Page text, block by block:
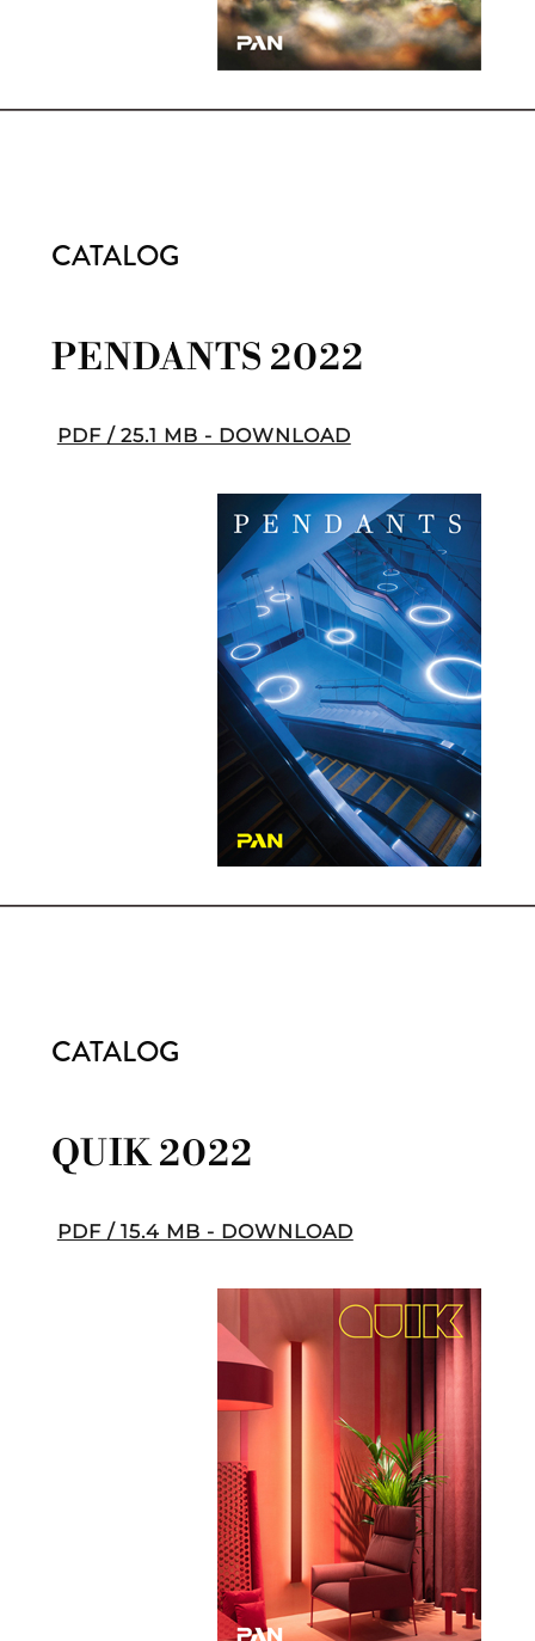
CATALOG
PENDANTS 2022
PDF / 25.1 MB - DOWNLOAD
CATALOG
QUIK 2022
PDF / 15.4 MB - DOWNLOAD